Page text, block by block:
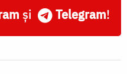
și Telegram!